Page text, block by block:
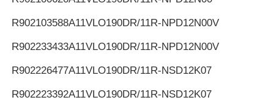
R902103588A11VLO190DR/11R-NPD12N00V
R902233433A11VLO190DR/11R-NPD12N00V
R902226477A11VLO190DR/11R-NSD12K07
R902223392A11VLO190DR/11R-NSD12K07